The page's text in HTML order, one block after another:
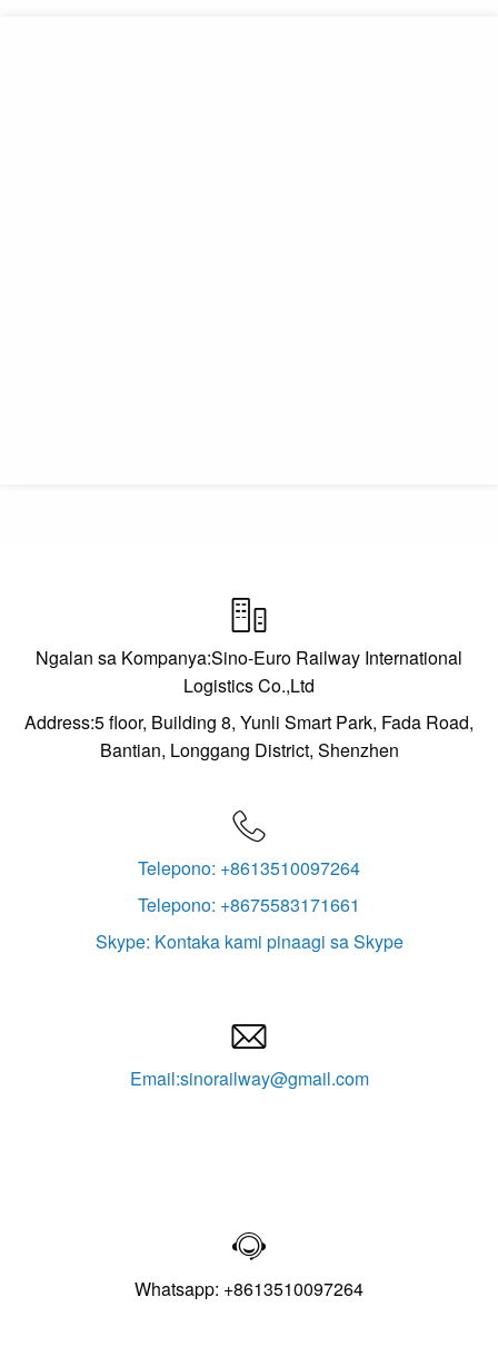

Ngalan sa Kompanya:Sino-Euro Railway International
Logistics Co.,Ltd
Address:5 floor, Building 8, Yunli Smart Park, Fada Road,
Bantian, Longgang District, Shenzhen

Telepono: +8613510097264
Telepono: +8675583171661
Skype: Kontaka kami pinaagi sa Skype

Email:sinorailway@gmail.com

Whatsapp: +8613510097264